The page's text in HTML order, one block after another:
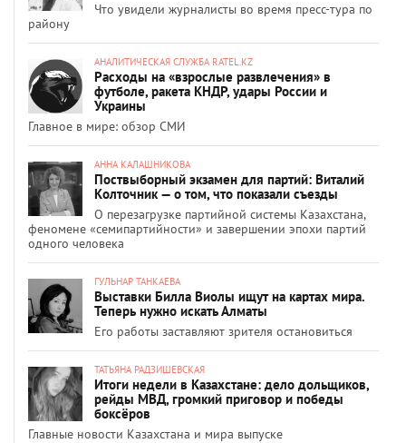
Что увидели журналисты во время пресс-тура по
району
АНАЛИТИЧЕСКАЯ СЛУЖБА RATEL.KZ
Расходы на «взрослые развлечения» в
футболе, ракета КНДР, удары России и
Украины
Главное в мире: обзор СМИ
АННА КАЛАШНИКОВА
Поствыборный экзамен для партий: Виталий
Колточник — о том, что показали съезды
О перезагрузке партийной системы Казахстана,
феномене «семипартийности» и завершении эпохи партий
одного человека
ГУЛЬНАР ТАНКАЕВА
Выставки Билла Виолы ищут на картах мира.
Теперь нужно искать Алматы
Его работы заставляют зрителя остановиться
ТАТЬЯНА РАДЗИШЕВСКАЯ
Итоги недели в Казахстане: дело дольщиков,
рейды МВД, громкий приговор и победы
боксёров
Главные новости Казахстана и мира выпуске